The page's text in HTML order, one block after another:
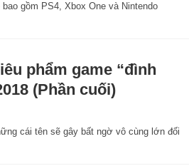
gồm PS4, Xbox One và Nintendo
phẩm game “đình
(Phần cuối)
cái tên sẽ gây bất ngờ vô cùng lớn đối